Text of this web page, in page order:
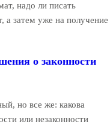
надо ли писать
а затем уже на получение
о законности
но все же: какова
или незаконности